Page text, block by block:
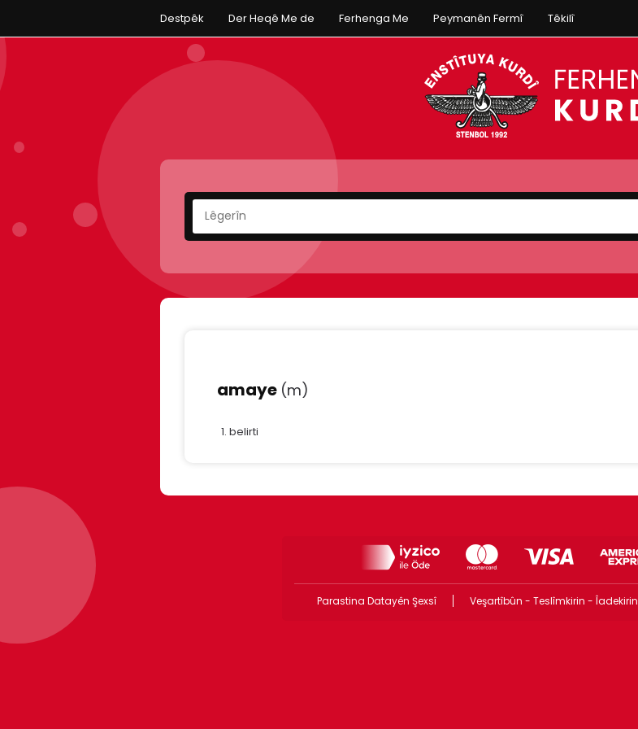
Destpêk Der Heqê Me de Ferhenga Me Peymanên Fermî Têkilî
amaye (m)
belirti
Parastina Datayên Şexsî Veşartîbûn - Teslîmkirin - Îadekirin